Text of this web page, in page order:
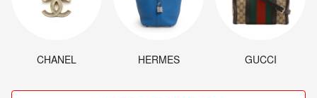
CHANEL HERMES GUCCI